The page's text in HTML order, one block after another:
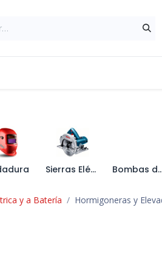
Sierras Eléctricas
y a Batería Hormigoneras y